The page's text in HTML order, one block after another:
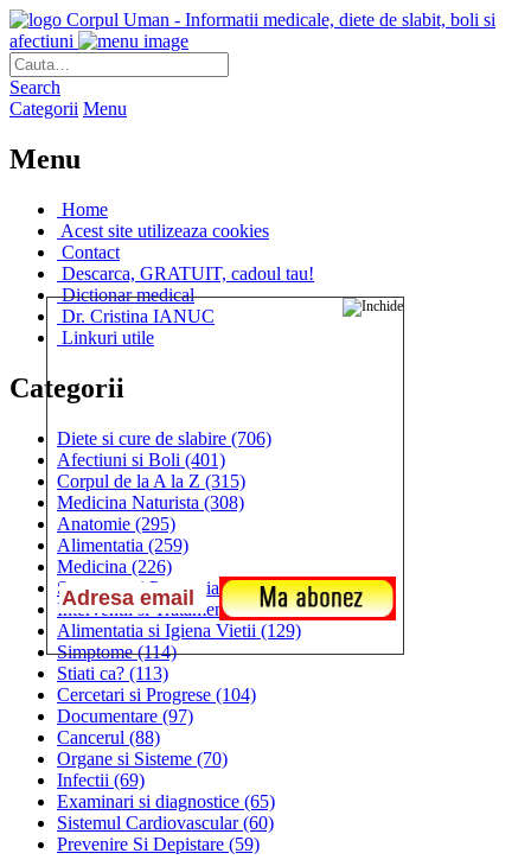
Corpul Uman - Informatii medicale, diete de slabit, boli si
afectiuni
Search
Categorii Menu
Menu
Home
Acest site utilizeaza cookies
Contact
Descarca, GRATUIT, cadoul tau!
Dictionar medical
Dr. Cristina IANUC
Linkuri utile
Categorii
Diete si cure de slabire (706)
Afectiuni si Boli (401)
Corpul de la A la Z (315)
Medicina Naturista (308)
Anatomie (295)
Alimentatia (259)
Medicina (226)
Sanatatea si Preventia(170)
Interventii si Tratamente(167)
Alimentatia si Igiena Vietii (129)
Simptome(114)
Stiati ca? (113)
Cercetari si Progrese (104)
Documentare (97)
Cancerul (88)
Organe si Sisteme (70)
Infectii (69)
Examinari si diagnostice (65)
Sistemul Cardiovascular(60)
Prevenire Si Depistare (59)